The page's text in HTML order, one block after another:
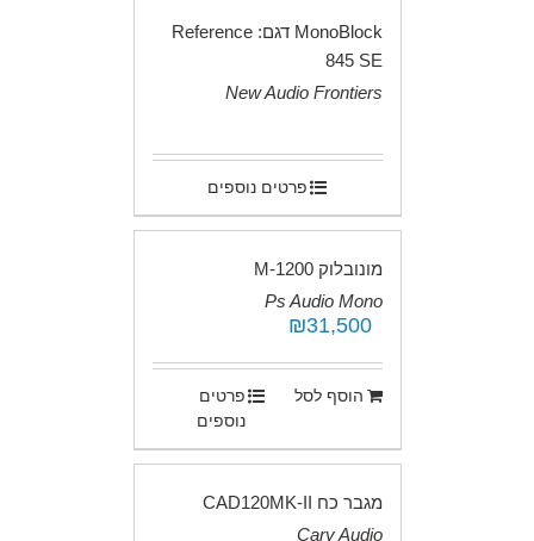
MonoBlock דגם: Reference
845 SE
New Audio Frontiers
פרטים נוספים
מונובלוק M-1200
Ps Audio Mono
₪31,500
הוסף לסל
פרטים
נוספים
מגבר כח CAD120MK-II
Cary Audio